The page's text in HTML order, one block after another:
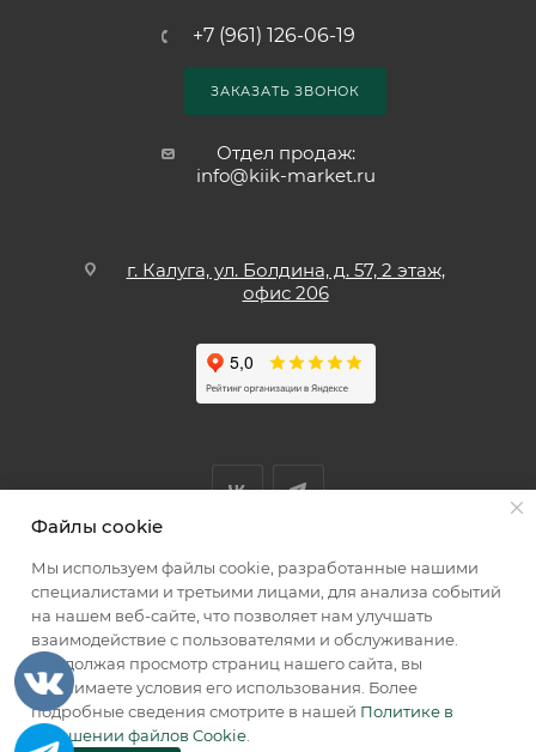
+7 (961) 126-06-19
ЗАКАЗАТЬ ЗВОНОК
Отдел продаж:
info@kiik-market.ru
г. Калуга, ул. Болдина, д. 57, 2 этаж,
офис 206
Мы принимаем к оплате
2026 © КИИК МАРКЕТ
Файлы cookie
Мы используем файлы cookie, разработанные нашими
специалистами и третьими лицами, для анализа событий
на нашем веб-сайте, что позволяет нам улучшать
взаимодействие с пользователями и обслуживание.
Продолжая просмотр страниц нашего сайта, вы
принимаете условия его использования. Более
подробные сведения смотрите в нашей Политике в
отношении файлов Cookie